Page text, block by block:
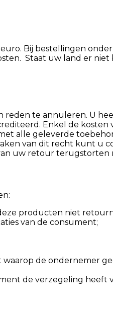
Bij bestellingen
Staat uw land er
te annuleren. U
Enkel de
alle geleverde
van dit recht kunt u
uw retour
producten niet
van de consument;
de ondernemer
de verzegeling heeft